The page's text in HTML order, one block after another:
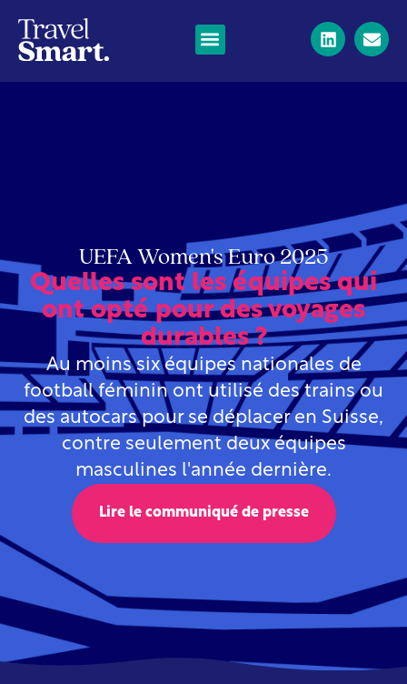
UEFA Women's Euro 2025
Quelles sont les équipes qui
ont opté pour des voyages
durables ?
Au moins six équipes nationales de
football féminin ont utilisé des trains ou
des autocars pour se déplacer en Suisse,
contre seulement deux équipes
masculines l'année dernière.
Lire le communiqué de presse